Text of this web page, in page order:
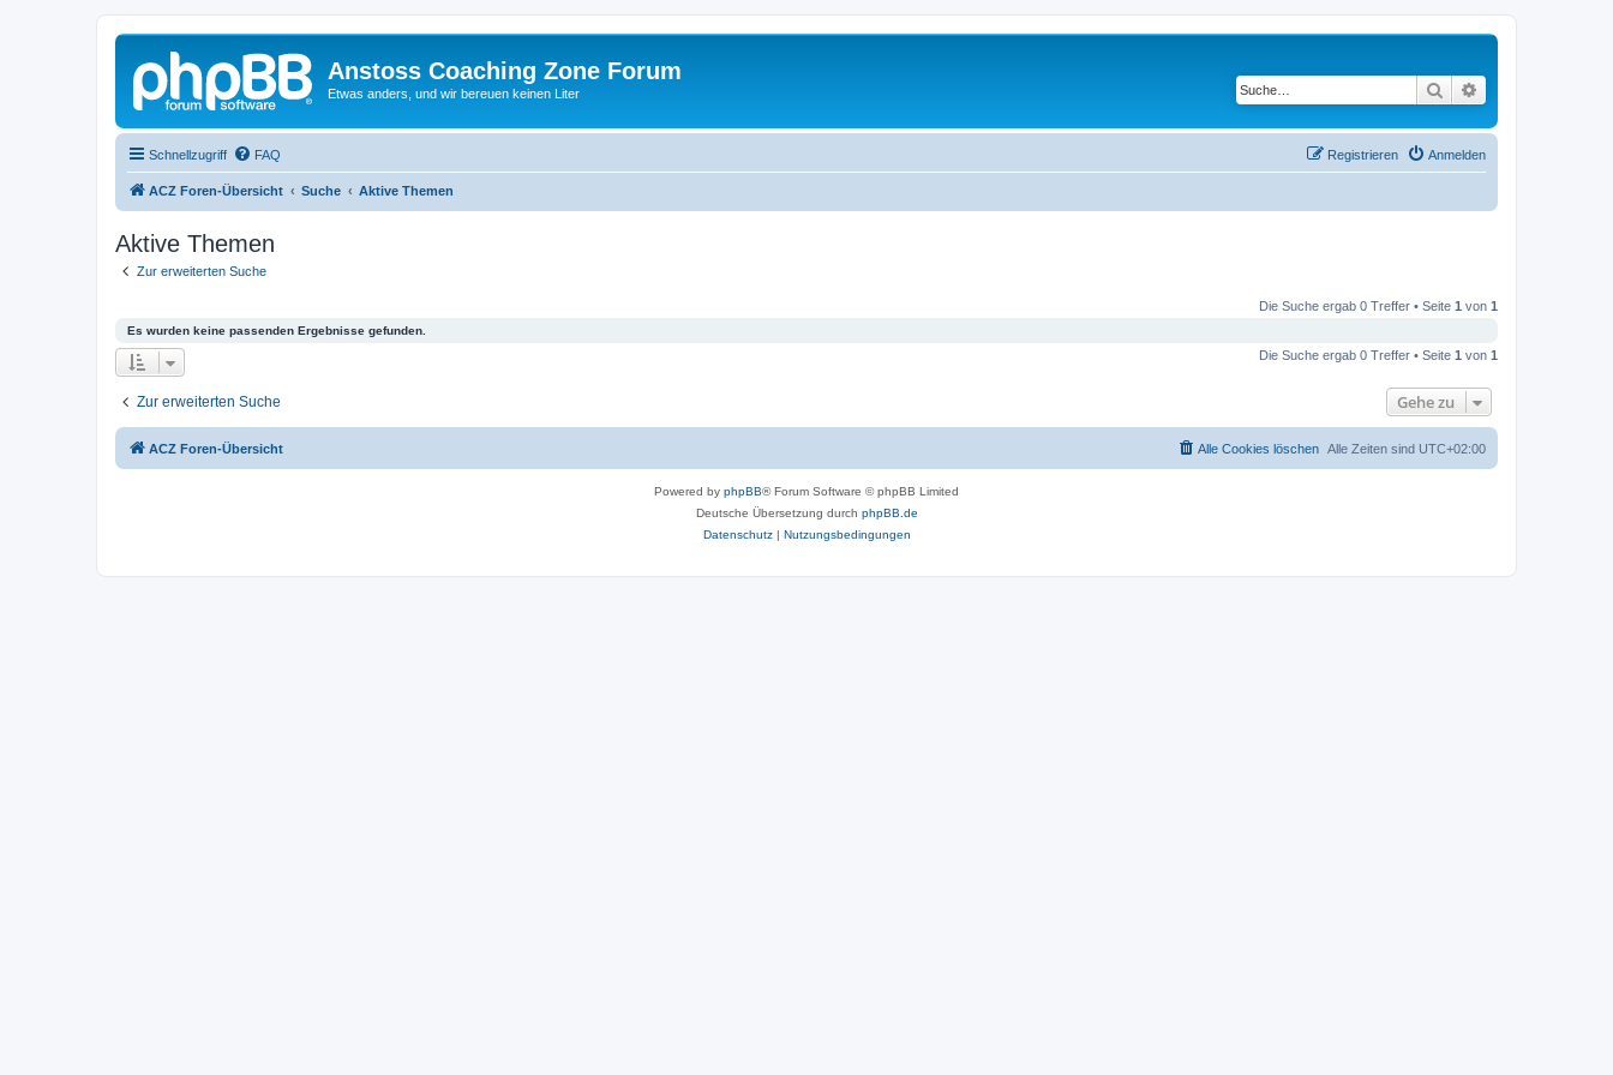
Anstoss Coaching Zone Forum
Etwas anders, und wir bereuen keinen Liter Suche
Schnellzugriff FAQ Anmelden
Registrieren
ACZ Foren-Übersicht Suche Aktive Themen
Aktive Themen
Zur erweiterten Suche
Die Suche ergab 0 Treffer • Seite 1 von 1
Es wurden keine passenden Ergebnisse gefunden.
Die Suche ergab 0 Treffer • Seite 1 von 1
Zur erweiterten Suche Gehe zu
ACZ Foren-Übersicht Alle Zeiten sind UTC+02:00
Alle Cookies löschen
Powered by phpBB® Forum Software © phpBB Limited
Deutsche Übersetzung durch phpBB.de
Datenschutz| Nutzungsbedingungen